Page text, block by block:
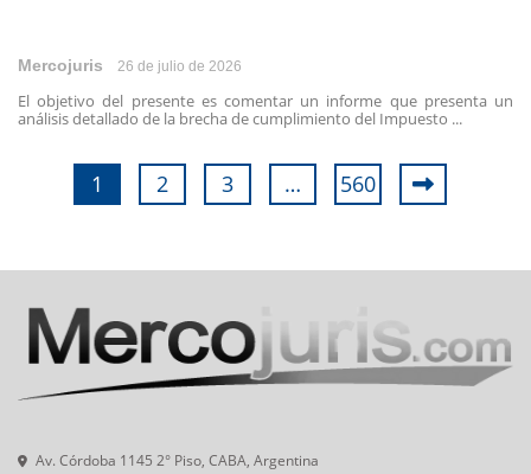
Mercojuris 26 de julio de 2026
El objetivo del presente es comentar un informe que presenta un
análisis detallado de la brecha de cumplimiento del Impuesto ...
1 2 3 … 560
Av. Córdoba 1145 2° Piso, CABA, Argentina